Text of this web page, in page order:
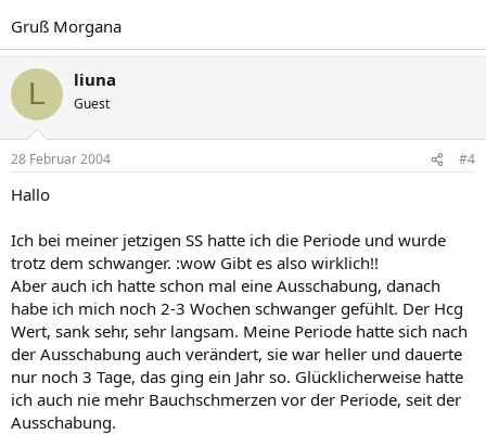
Gruß Morgana
L liuna
Guest
28 Februar 2004 #4
Hallo
Ich bei meiner jetzigen SS hatte ich die Periode und wurde
trotz dem schwanger. :wow Gibt es also wirklich!!
Aber auch ich hatte schon mal eine Ausschabung, danach
habe ich mich noch 2-3 Wochen schwanger gefühlt. Der Hcg
Wert, sank sehr, sehr langsam. Meine Periode hatte sich nach
der Ausschabung auch verändert, sie war heller und dauerte
nur noch 3 Tage, das ging ein Jahr so. Glücklicherweise hatte
ich auch nie mehr Bauchschmerzen vor der Periode, seit der
Ausschabung.